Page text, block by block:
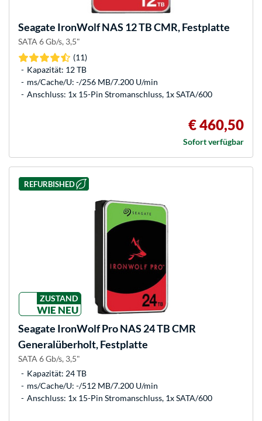
Seagate IronWolf NAS 12 TB CMR, Festplatte
SATA 6 Gb/s, 3,5"
(11)
Kapazität: 12 TB
ms/Cache/U: -/256 MB/7.200 U/min
Anschluss: 1x 15-Pin Stromanschluss, 1x SATA/600
€ 460,50
Sofort verfügbar
REFURBISHED
ZUSTAND
WIE NEU
Seagate IronWolf Pro NAS 24 TB CMR
Generalüberholt, Festplatte
SATA 6 Gb/s, 3,5"
Kapazität: 24 TB
ms/Cache/U: -/512 MB/7.200 U/min
Anschluss: 1x 15-Pin Stromanschluss, 1x SATA/600